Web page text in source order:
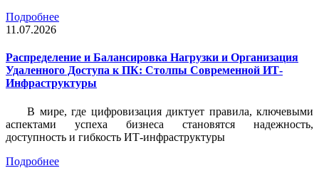
Подробнее
11.07.2026
Распределение и Балансировка Нагрузки и Организация
Удаленного Доступа к ПК: Столпы Современной ИТ-
Инфраструктуры
В мире, где цифровизация диктует правила, ключевыми
аспектами успеха бизнеса становятся надежность,
доступность и гибкость ИТ-инфраструктуры
Подробнее